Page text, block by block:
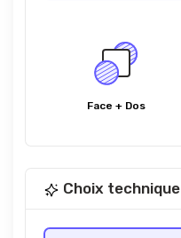
Face + Dos
Choix technique